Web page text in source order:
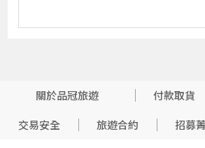
關於品冠旅遊 付款取貨
交易安全
旅遊合約 招募